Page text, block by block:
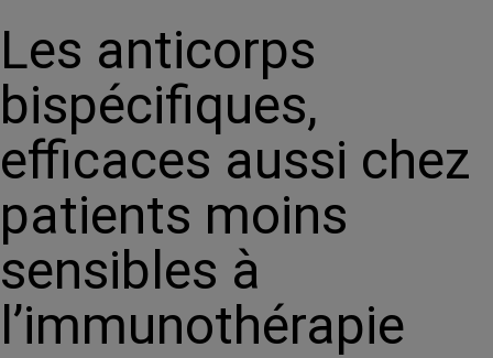
Les anticorps
bispécifiques,
efficaces aussi chez
patients moins
sensibles à
l’immunothérapie